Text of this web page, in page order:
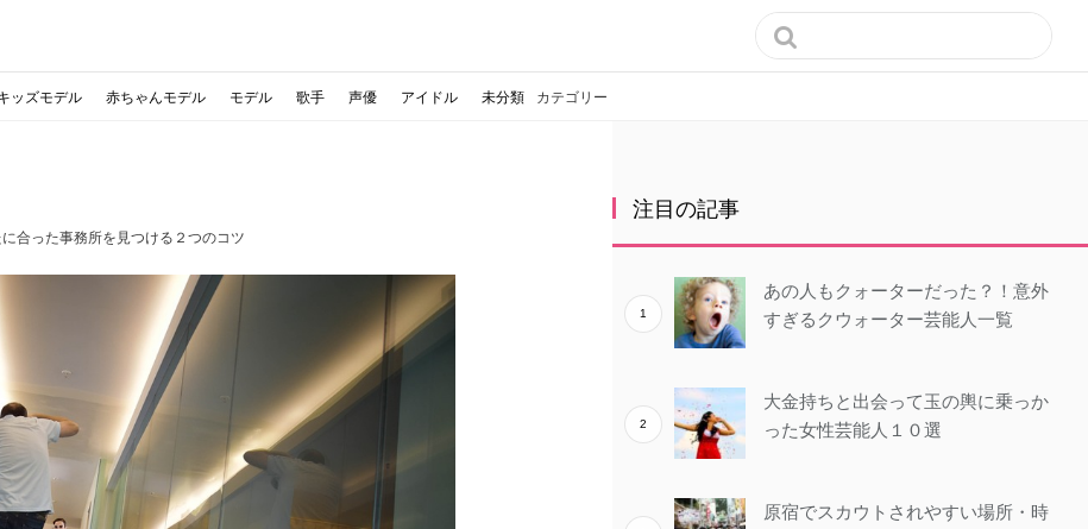

カテゴリー
ッズモデル 赤ちゃんモデル モデル 歌手 声優 アイドル 未分類
合った事務所を見つける２つのコツ
注目の記事
あの人もクォーターだった？！意外
すぎるクウォーター芸能人一覧
大金持ちと出会って玉の輿に乗っか
った女性芸能人１０選
原宿でスカウトされやすい場所・時